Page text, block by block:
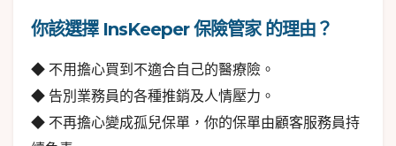
你該選擇 InsKeeper 保險管家 的理由？
◆ 不用擔心買到不適合自己的醫療險。
◆ 告別業務員的各種推銷及人情壓力。
◆ 不再擔心變成孤兒保單，你的保單由顧客服務員持